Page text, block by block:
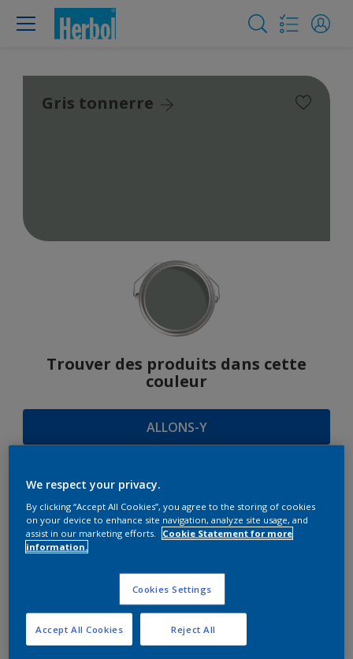
Gris tonnerre
Trouver des produits dans cette
couleur
ALLONS-Y
SUGGESTIONS
D'HARMONIES
Le Blanc Parfait
We respect your privacy.
By clicking “Accept All Cookies”, you agree to the storing of cookies
on your device to enhance site navigation, analyze site usage, and
assist in our marketing efforts.
Cookie Statement for more
information.
Cookies Settings
Reject All
Accept All Cookies